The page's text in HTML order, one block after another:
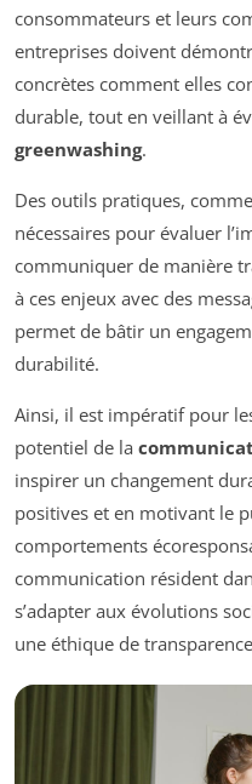
consommateurs et leurs
entreprises doivent
concrètes comment elles
durable, tout en veillant à
greenwashing.
Des outils pratiques,
nécessaires pour évaluer
communiquer de manière
à ces enjeux avec des
permet de bâtir un
durabilité.
Ainsi, il est impératif pour
potentiel de la
inspirer un changement
positives et en motivant le
comportements
communication résident
s’adapter aux évolutions
une éthique de